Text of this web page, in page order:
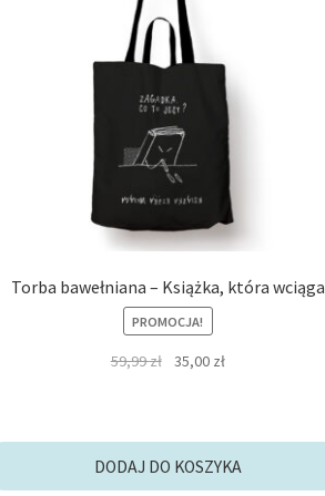
Torba bawełniana – Książka, która wciąga
PROMOCJA!
59,99zł
Pierwotna
35,00 złAktualna
DODAJ DO KOSZYKA